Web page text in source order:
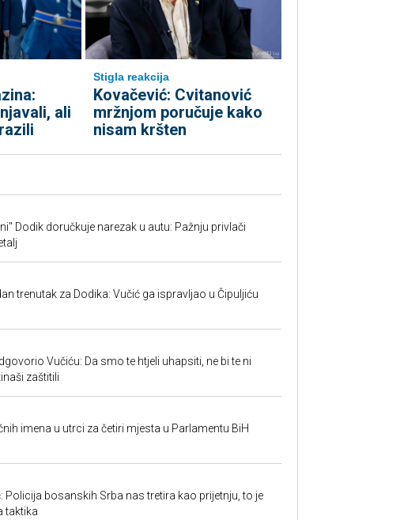
ali
Stigla reakcija
Kovačević: Cvitanović
mržnjom poručuje kako
nisam kršten
Dodik doručkuje narezak u autu: Pažnju privlači
trenutak za Dodika: Vučić ga ispravljao u Čipuljiću
Vučiću: Da smo te htjeli uhapsiti, ne bi te ni
zaštitili
imena u utrci za četiri mjesta u Parlamentu BiH
Policija bosanskih Srba nas tretira kao prijetnju, to je
taktika